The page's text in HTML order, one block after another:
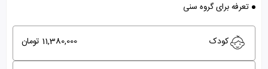
تعرفه برای گروه سنی
کودک 11,380,000 تومان